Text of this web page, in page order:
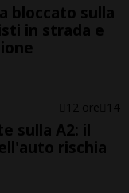
bloccato sulla
in strada e
12 ore 14
sulla A2: il
rischia